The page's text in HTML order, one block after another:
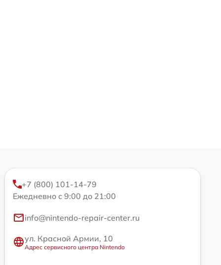
+7 (800) 101-14-79
Ежедневно с 9:00 до 21:00
info@nintendo-repair-center.ru
ул. Красной Армии, 10
Адрес сервисного центра Nintendo